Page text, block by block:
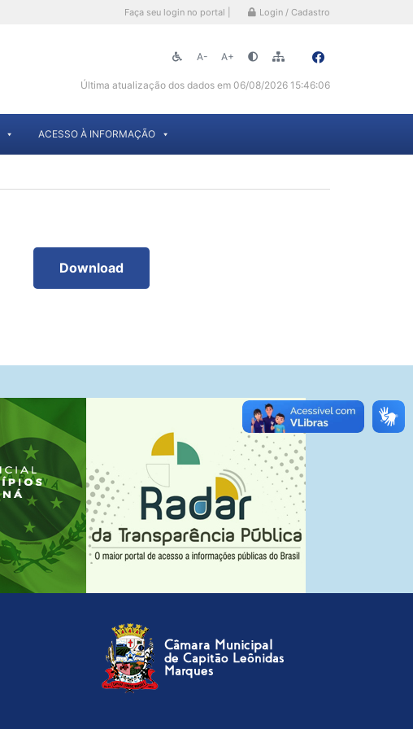
Faça seu login no portal | Login / Cadastro
A- A+
Última atualização dos dados em 06/08/2026 15:46:06
ACESSO À INFORMAÇÃO
Download